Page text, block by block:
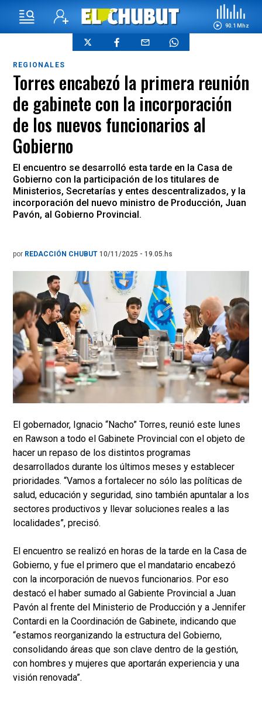
90.1 Mhz
REGIONALES
Torres encabezó la primera reunión
de gabinete con la incorporación
de los nuevos funcionarios al
Gobierno
El encuentro se desarrolló esta tarde en la Casa de
Gobierno con la participación de los titulares de
Ministerios, Secretarías y entes descentralizados, y la
incorporación del nuevo ministro de Producción, Juan
Pavón, al Gobierno Provincial.
por REDACCIÓN CHUBUT 10/11/2025 - 19.05.hs
El gobernador, Ignacio “Nacho” Torres, reunió este lunes
en Rawson a todo el Gabinete Provincial con el objeto de
hacer un repaso de los distintos programas
desarrollados durante los últimos meses y establecer
prioridades. “Vamos a fortalecer no sólo las políticas de
salud, educación y seguridad, sino también apuntalar a los
sectores productivos y llevar soluciones reales a las
localidades”, precisó.
El encuentro se realizó en horas de la tarde en la Casa de
Gobierno, y fue el primero que el mandatario encabezó
con la incorporación de nuevos funcionarios. Por eso
destacó el haber sumado al Gabiente Provincial a Juan
Pavón al frente del Ministerio de Producción y a Jennifer
Contardi en la Coordinación de Gabinete, indicando que
“estamos reorganizando la estructura del Gobierno,
consolidando áreas que son clave dentro de la gestión,
con hombres y mujeres que aportarán experiencia y una
visión renovada”.